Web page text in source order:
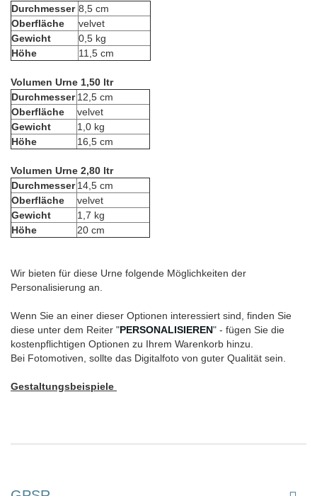
Durchmesser 8,5 cm
Oberfläche
velvet
Gewicht
0,5 kg
Höhe
11,5 cm
Volumen Urne 1,50 ltr
Durchmesser 12,5 cm
Oberfläche
velvet
Gewicht
1,0 kg
Höhe
16,5 cm
Volumen Urne 2,80 ltr
Durchmesser 14,5 cm
Oberfläche
velvet
Gewicht
1,7 kg
Höhe
20 cm
Wir bieten für diese Urne folgende Möglichkeiten der
Personalisierung an.
Wenn Sie an einer dieser Optionen interessiert sind, finden Sie
diese unter dem Reiter "PERSONALISIEREN" - fügen Sie die
kostenpflichtigen Optionen zu Ihrem Warenkorb hinzu.
Bei Fotomotiven, sollte das Digitalfoto von guter Qualität sein.
Gestaltungsbeispiele